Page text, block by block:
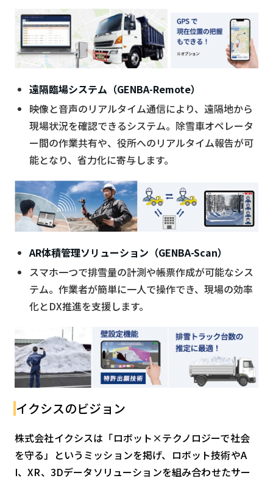
遠隔臨場システム（GENBA-Remote）
映像と音声のリアルタイム通信により、遠隔地から
現場状況を確認できるシステム。除雪車オペレータ
ー間の作業共有や、役所へのリアルタイム報告が可
能となり、省力化に寄与します。
AR体積管理ソリューション（GENBA-Scan）
スマホ一つで排雪量の計測や帳票作成が可能なシス
テム。作業者が簡単に一人で操作でき、現場の効率
化とDX推進を支援します。
イクシスのビジョン
株式会社イクシスは「ロボット×テクノロジーで社会
を守る」というミッションを掲げ、ロボット技術やA
I、XR、3Dデータソリューションを組み合わせたサー